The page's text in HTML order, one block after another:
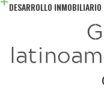
DESARROLLO INMOBILIARIO